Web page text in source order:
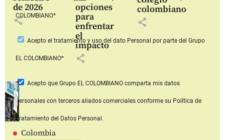
de 2026
share
opciones
para
enfrentar
el
impacto
share
colombiano
share
Colombia
COLOMBIANO*
Acepto el tratamiento y uso del dato Personal por parte del Grupo
EL COLOMBIANO*
Acepto que Grupo EL COLOMBIANOcomparta mis datos
personales con terceros aliados comerciales conforme su Política de
Tratamiento del Datos Personal.